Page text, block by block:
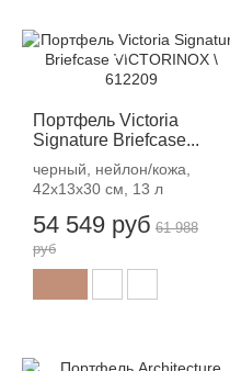
Портфель Victoria
Signature Briefcase...
черный, нейлон/кожа,
42x13x30 см, 13 л
54 549 руб
-12%
61 988
руб